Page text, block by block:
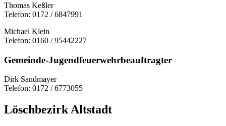
Thomas Keßler
Telefon: 0172 / 6847991
Michael Klein
Telefon: 0160 / 95442227
Gemeinde-Jugendfeuerwehrbeauftragter
Dirk Sandmayer
Telefon: 0172 / 6773055
Löschbezirk Altstadt